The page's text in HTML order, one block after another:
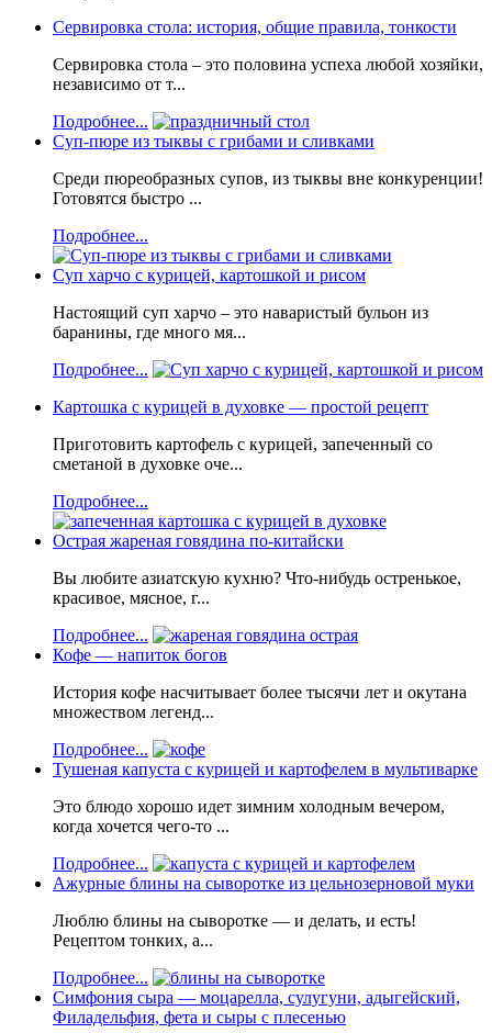
Сервировка стола: история, общие правила, тонкости
Сервировка стола – это половина успеха любой хозяйки,
независимо от т...
Подробнее...
Суп-пюре из тыквы с грибами и сливками
Среди пюреобразных супов, из тыквы вне конкуренции!
Готовятся быстро ...
Подробнее...
Суп харчо с курицей, картошкой и рисом
Настоящий суп харчо – это наваристый бульон из
баранины, где много мя...
Подробнее...
Картошка с курицей в духовке — простой рецепт
Приготовить картофель с курицей, запеченный со
сметаной в духовке оче...
Подробнее...
Острая жареная говядина по-китайски
Вы любите азиатскую кухню? Что-нибудь остренькое,
красивое, мясное, г...
Подробнее...
Кофе — напиток богов
История кофе насчитывает более тысячи лет и окутана
множеством легенд...
Подробнее...
Тушеная капуста с курицей и картофелем в мультиварке
Это блюдо хорошо идет зимним холодным вечером,
когда хочется чего-то ...
Подробнее...
Ажурные блины на сыворотке из цельнозерновой муки
Люблю блины на сыворотке — и делать, и есть!
Рецептом тонких, а...
Подробнее...
Симфония сыра — моцарелла, сулугуни, адыгейский,
Филадельфия, фета и сыры с плесенью